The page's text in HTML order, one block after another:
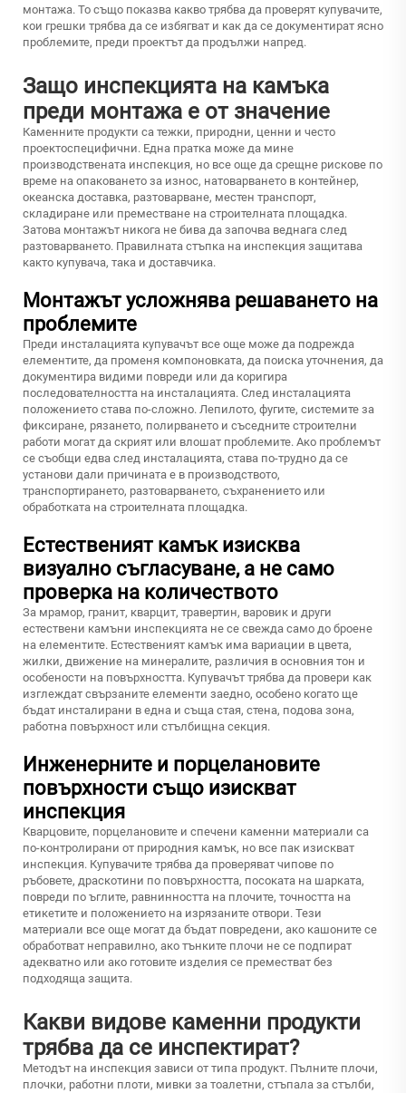
монтажа. То също показва какво трябва да проверят купувачите,
кои грешки трябва да се избягват и как да се документират ясно
проблемите, преди проектът да продължи напред.
Защо инспекцията на камъка
преди монтажа е от значение
Каменните продукти са тежки, природни, ценни и често
проектоспецифични. Една пратка може да мине
производствената инспекция, но все още да срещне рискове по
време на опаковането за износ, натоварването в контейнер,
океанска доставка, разтоварване, местен транспорт,
складиране или преместване на строителната площадка.
Затова монтажът никога не бива да започва веднага след
разтоварването. Правилната стъпка на инспекция защитава
както купувача, така и доставчика.
Монтажът усложнява решаването на
проблемите
Преди инсталацията купувачът все още може да подрежда
елементите, да променя компоновката, да поиска уточнения, да
документира видими повреди или да коригира
последователността на инсталацията. След инсталацията
положението става по-сложно. Лепилото, фугите, системите за
фиксиране, рязането, полирването и съседните строителни
работи могат да скрият или влошат проблемите. Ако проблемът
се съобщи едва след инсталацията, става по-трудно да се
установи дали причината е в производството,
транспортирането, разтоварването, съхранението или
обработката на строителната площадка.
Естественият камък изисква
визуално съгласуване, а не само
проверка на количеството
За мрамор, гранит, кварцит, травертин, варовик и други
естествени камъни инспекцията не се свежда само до броене
на елементите. Естественият камък има вариации в цвета,
жилки, движение на минералите, различия в основния тон и
особености на повърхността. Купувачът трябва да провери как
изглеждат свързаните елементи заедно, особено когато ще
бъдат инсталирани в една и съща стая, стена, подова зона,
работна повърхност или стълбищна секция.
Инженерните и порцелановите
повърхности също изискват
инспекция
Кварцовите, порцелановите и спечени каменни материали са
по-контролирани от природния камък, но все пак изискват
инспекция. Купувачите трябва да проверяват чипове по
ръбовете, драскотини по повърхността, посоката на шарката,
повреди по ъглите, равнинността на плочите, точността на
етикетите и положението на изрязаните отвори. Тези
материали все още могат да бъдат повредени, ако кашоните се
обработват неправилно, ако тънките плочи не се подпират
адекватно или ако готовите изделия се преместват без
подходяща защита.
Какви видове каменни продукти
трябва да се инспектират?
Методът на инспекция зависи от типа продукт. Пълните плочи,
плочки, работни плоти, мивки за тоалетни, стъпала за стълби,